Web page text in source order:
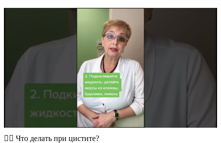
🙇‍♀️​ Что делать при цистите?